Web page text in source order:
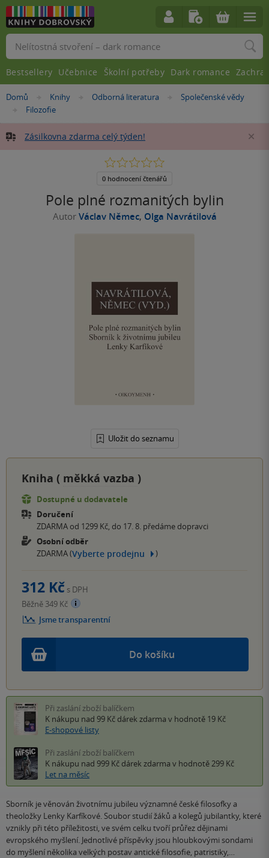
Nacházíte
Domů »Knihy »
Odborná literatura »
Společenské vědy
»Filozofie
Zásilkovna zdarma celý týden!
Pole plné rozmanitých bylin
Autor Václav Němec, Olga Navrátilová
Uložit do seznamu
0.0
5
0 hodnocení čtenářů
Kniha ( měkká vazba )
Dostupné u dodavatele
Doručení
ZDARMA od 1299 Kč, do 17. 8. předáme dopravci
Osobní odběr
ZDARMA (Vyberte prodejnu )
Do košíku
312 Kč s DPH
Běžně 349 Kč
Jsme transparentní
Při zaslání zboží balíčkem
K nákupu nad 99 Kč dárek zdarma v hodnotě 19 Kč
E-shopové listy
Při zaslání zboží balíčkem
K nákupu nad 999 Kč dárek zdarma v hodnotě 299 Kč
Let na měsíc
Sborník je věnován životnímu jubileu významné české filosofky a
theoložky Lenky Karfíkové. Soubor studií žáků a kolegů jubilantky, které
vznikly při této příležitosti, ve svém celku tvoří průřez dějinami
evropského myšlení. Jednotlivé příspěvky jsou hloubkovými sondami
do myšlení několika velkých postav antické filosofie, patristiky,…
Vyhledávání
Bestsellery Učebnice Školní potřeby Dark romance